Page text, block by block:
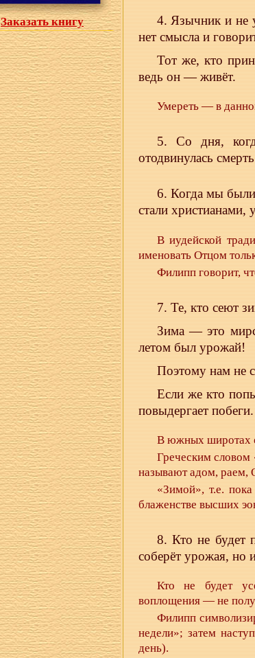
Заказать книгу
4. Язычник и не
нет смысла и
Тот же, кто
ведь он — живёт.
Умереть — в
5. Со дня,
отодвинулась
6. Когда мы
стали христианами,
В иудейской
именовать Отцом
Филипп говорит,
7. Те, кто сеют
Зима — это
летом был урожай!
Поэтому нам не
Если же кто
повыдергает побеги.
В южных широтах
Греческим словом
называют адом, раем,
«Зимой», т.е.
блаженстве высших
8. Кто не будет
соберёт урожая, но
Кто не будет
воплощения — не
Филипп
недели»; затем
день).